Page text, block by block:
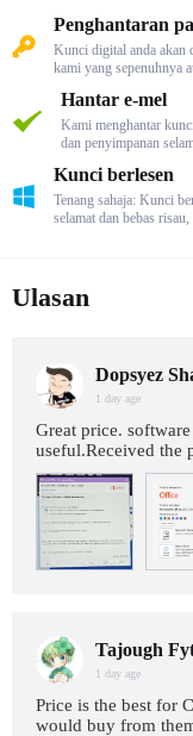
Penghantaran
Kunci digital anda akan
kami yang sepenuhnya
Hantar e-mel
Kami menghantar
dan penyimpanan
Kunci berlesen
Tenang sahaja: Kunci
selamat dan bebas
Ulasan
Dopsyez
1 day age
Great price.
useful.Received the
Tajough
1 day age
Price is the best for
would buy from